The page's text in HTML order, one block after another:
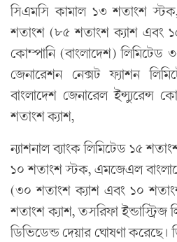
সিএমসি কামাল ১৩ শতাংশ
শতাংশ (৮৫ শতাংশ ক্যাশ এবং
কোম্পানি (বাংলাদেশ) লিমিটেড
জেনারেশন নেক্সট ফ্যাশন
বাংলাদেশ জেনারেল ইন্স্যুরেন্স
শতাংশ ক্যাশ,
ন্যাশনাল ব্যাংক লিমিটেড ১৫
১০ শতাংশ স্টক, এমজেএল
(৩০ শতাংশ ক্যাশ এবং ১০
শতাংশ ক্যাশ, তসরিফা ইন্ডাস্ট্রিজ
ডিভিডেন্ড দেয়ার ঘোষণা